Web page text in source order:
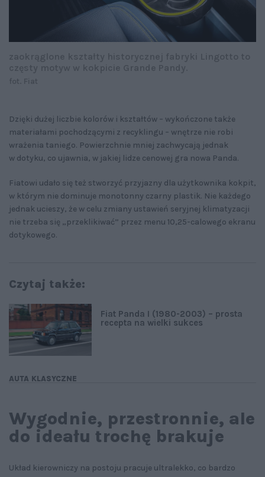
Dzięki dużej liczbie kolorów i kształtów – wykończone także
materiałami pochodzącymi z recyklingu – wnętrze nie robi
wrażenia taniego. Powierzchnie mniej zachwycają jednak
w dotyku, co ujawnia, w jakiej lidze cenowej gra nowa Panda.
Fiatowi udało się też stworzyć przyjazny dla użytkownika kokpit,
w którym nie dominuje monotonny czarny plastik. Nie każdego
jednak ucieszy, że w celu zmiany ustawień seryjnej klimatyzacji
nie trzeba się „przeklikiwać” przez menu 10,25-calowego ekranu
dotykowego.
Czytaj także:
AUTA KLASYCZNE
Fiat Panda I (1980-2003) – prosta
recepta na wielki sukces
Wygodnie, przestronnie, ale
do ideału trochę brakuje
Układ kierowniczy na postoju pracuje ultralekko, co bardzo